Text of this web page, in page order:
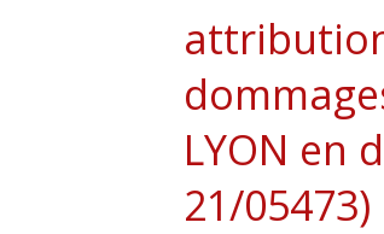
LYON en
21/05473)